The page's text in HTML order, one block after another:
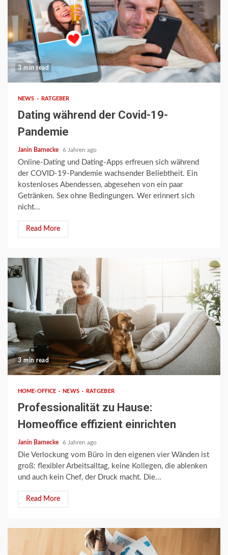
3 min read
NEWS RATGEBER
Dating während der Covid-19-
Pandemie
Janin Barnecke 6 Jahren ago
Online-Dating und Dating-Apps erfreuen sich während
der COVID-19-Pandemie wachsender Beliebtheit. Ein
kostenloses Abendessen, abgesehen von ein paar
Getränken. Sex ohne Bedingungen. Wer erinnert sich
nicht...
Read More
3 min read
HOME-OFFICE NEWS RATGEBER
Professionalität zu Hause:
Homeoffice effizient einrichten
Janin Barnecke 6 Jahren ago
Die Verlockung vom Büro in den eigenen vier Wänden ist
groß: flexibler Arbeitsalltag, keine Kollegen, die ablenken
und auch kein Chef, der Druck macht. Die...
Read More